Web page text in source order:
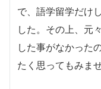
で、語学留学だけ
した。その上、元
した事がなかった
たく思ってもみま